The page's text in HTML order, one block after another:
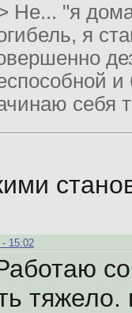
Не... "я
я
себя
- 15:02